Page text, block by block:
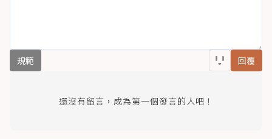
規範 回覆
還沒有留言，成為第一個發言的人吧！